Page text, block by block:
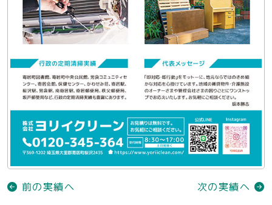
前の実績へ 次の実績へ